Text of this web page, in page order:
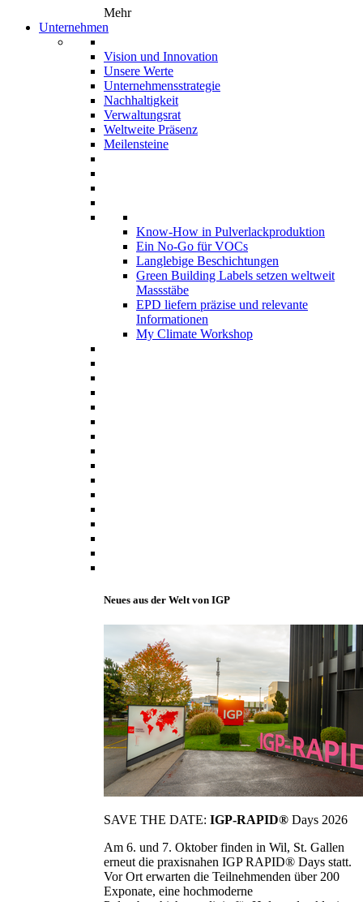
Mehr
Unternehmen
Vision und Innovation
Unsere Werte
Unternehmensstrategie
Nachhaltigkeit
Verwaltungsrat
Weltweite Präsenz
Meilensteine
Know-How in Pulverlackproduktion
Ein No-Go für VOCs
Langlebige Beschichtungen
Green Building Labels setzen weltweit
Massstäbe
EPD liefern präzise und relevante
Informationen
My Climate Workshop
Neues aus der Welt von IGP
SAVE THE DATE: IGP-RAPID® Days 2026
Am 6. und 7. Oktober finden in Wil, St. Gallen
erneut die praxisnahen IGP RAPID® Days statt.
Vor Ort erwarten die Teilnehmenden über 200
Exponate, eine hochmoderne